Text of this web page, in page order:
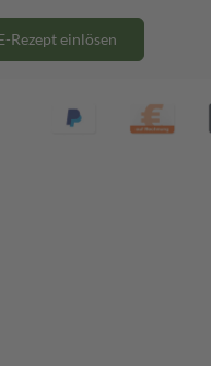
Rezept einlösen